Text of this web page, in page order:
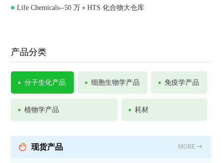
Life Chemicals--50 万＋HTS 化合物大仓库
产品分类
分子生化产品 细胞生物学产品 免疫学产品
植物学产品 耗材
现货产品 MORE